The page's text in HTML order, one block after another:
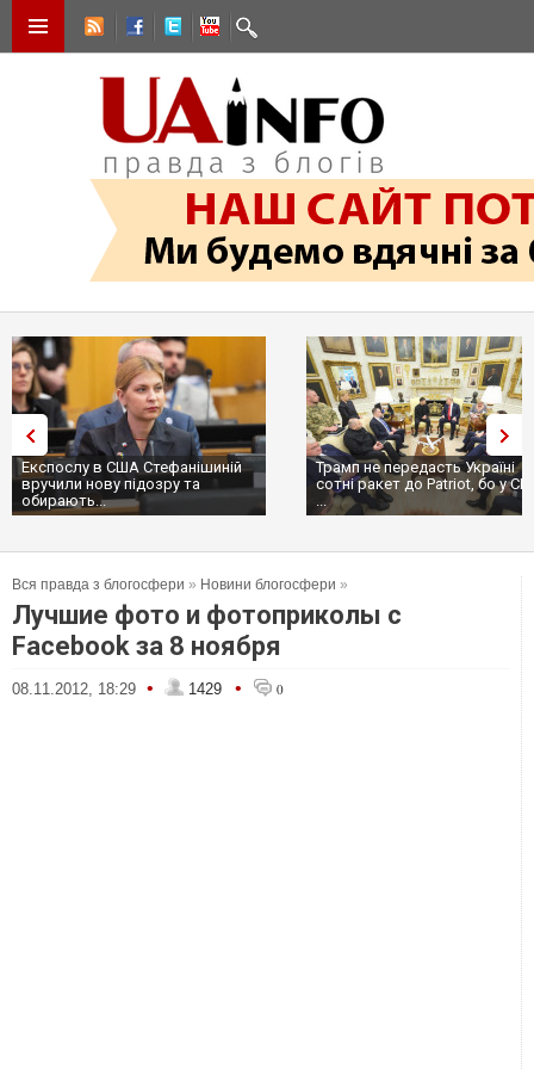
Експослу в США Стефанішиній
вручили нову підозру та
обирають...
Трамп не передасть Україні
сотні ракет до Patriot, бо у
...
Вся правда з блогосфери » Новини блогосфери »
Лучшие фото и фотоприколы с
Facebook за 8 ноября
08.11.2012, 18:29 • 1429 • 0